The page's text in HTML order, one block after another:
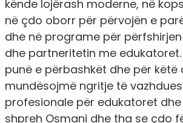
kënde lojërash moderne, në
në çdo oborr për përvojën e
dhe në programe për
dhe partneritetin me edukatoret.
punë e përbashkët dhe për këtë
mundësojmë ngritje të
profesionale për edukatoret dhe
shpreh Osmani dhe tha se çdo